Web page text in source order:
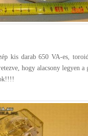
kis darab 650 VA-es,
hogy alacsony legyen a